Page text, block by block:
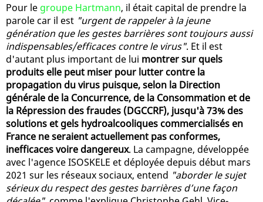
Pour le groupe Hartmann, il était capital de prendre la
parole car il est "urgent de rappeler à la jeune
génération que les gestes barrières sont toujours aussi
indispensables/efficaces contre le virus". Et il est
d'autant plus important de lui montrer sur quels
produits elle peut miser pour lutter contre la
propagation du virus puisque, selon la Direction
générale de la Concurrence, de la Consommation et de
la Répression des fraudes (DGCCRF), jusqu'à 73% des
solutions et gels hydroalcooliques commercialisés en
France ne seraient actuellement pas conformes,
inefficaces voire dangereux. La campagne, développée
avec l'agence ISOSKELE et déployée depuis début mars
2021 sur les réseaux sociaux, entend "aborder le sujet
sérieux du respect des gestes barrières d’une façon